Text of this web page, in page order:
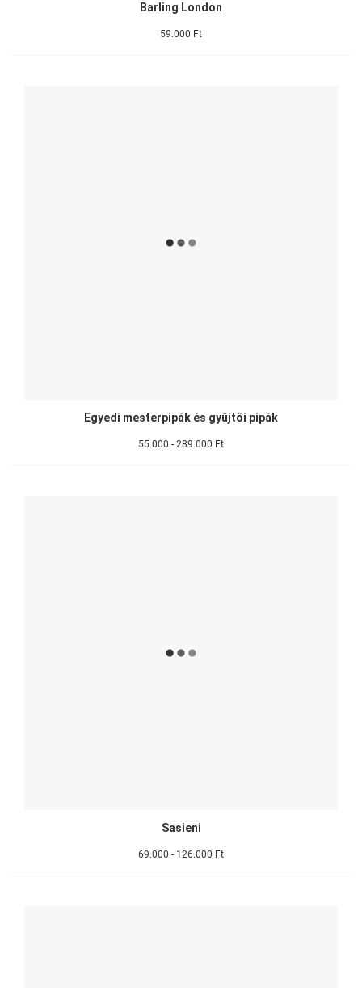
Barling London
59.000 Ft
Egyedi mesterpipák és gyűjtői pipák
55.000 - 289.000 Ft
Sasieni
69.000 - 126.000 Ft